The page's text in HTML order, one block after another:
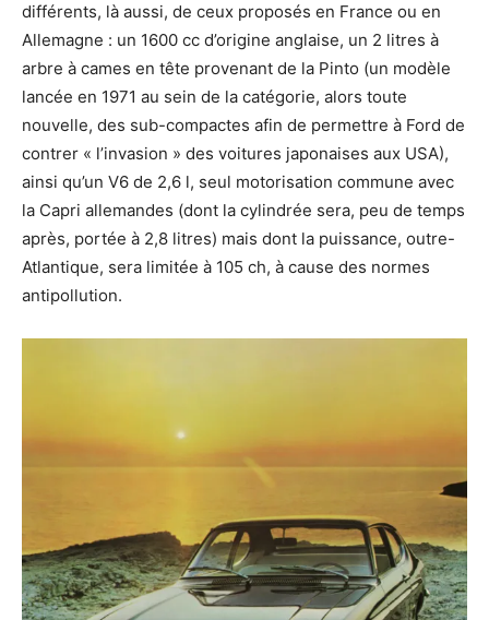
différents, là aussi, de ceux proposés en France ou en
Allemagne : un 1600 cc d’origine anglaise, un 2 litres à
arbre à cames en tête provenant de la Pinto (un modèle
lancée en 1971 au sein de la catégorie, alors toute
nouvelle, des sub-compactes afin de permettre à Ford de
contrer « l’invasion » des voitures japonaises aux USA),
ainsi qu’un V6 de 2,6 l, seul motorisation commune avec
la Capri allemandes (dont la cylindrée sera, peu de temps
après, portée à 2,8 litres) mais dont la puissance, outre-
Atlantique, sera limitée à 105 ch, à cause des normes
antipollution.